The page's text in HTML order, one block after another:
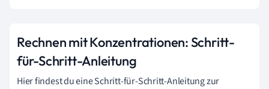
Rechnen mit Konzentrationen: Schritt-
für-Schritt-Anleitung
Hier findest du eine Schritt-für-Schritt-Anleitung zur